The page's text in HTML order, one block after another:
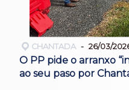
CHANTADA 26/03/
O PP pide o arranxo
ao seu paso por